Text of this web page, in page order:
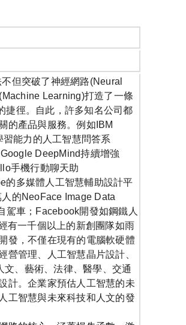
但突破了神經網路(Neural
(Machine Learning)打造了一條
捷徑。自此，許多知名公司都
的產品與服務。例如 IBM
能力的人工智慧問答系
Google DeepMind持續增強
手機行動聊天助
的多媒體人工智慧輔助設計平
的NeoFace Image Data
駕車； Facebook開發如鋼鐵人
有一千個以上的新創團隊如雨
發，不僅在現有的電腦軟硬體
營管理、人工智慧晶片設計、
文、藝術、法律、醫學、交通
計。企業家預估人工智慧的未
工智慧與未來科技和人文的發